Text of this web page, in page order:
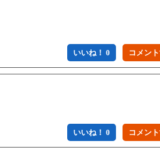
いいね！ 0
いいね！ 0